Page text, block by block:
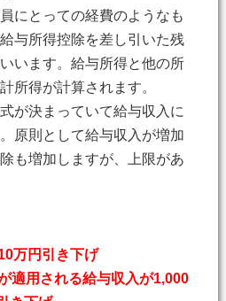
にとっての経費のようなも
与所得控除を差し引いた残
います。給与所得と他の所
所得が計算されます。
が決まっていて給与収入に
原則として給与収入が増加
も増加しますが、上限があ
万円引き下げ
適用される給与収入が1,000